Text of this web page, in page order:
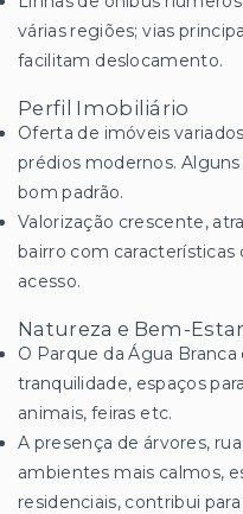
várias regiões; vias
facilitam deslocamento.
Perfil Imobiliário
Oferta de imóveis
prédios modernos.
bom padrão.
Valorização crescente,
bairro com
acesso.
Natureza e Bem-Estar
O Parque da Água
tranquilidade, espaços
animais, feiras etc.
A presença de árvores,
ambientes mais calmos,
residenciais, contribui